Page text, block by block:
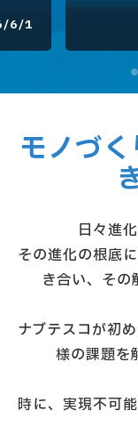
6/1
モノづ
日々進
その進化の根底
き合い、その
ナブテスコが初
様の課題を
時に、実現不可